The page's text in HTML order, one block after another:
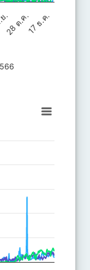
.
28 ต.ค.17 ธ.ค.
ranges from 0 to